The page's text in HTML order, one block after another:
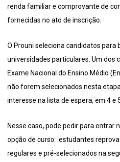
renda familiar e comprovante de
fornecidas no ato de inscrição.
O Prouni seleciona candidatos para
universidades particulares. Um dos
Exame Nacional do Ensino Médio
não forem selecionados nesta
interesse na lista de espera, em 4 e
Nesse caso, pode pedir para entrar
opção de curso: estudantes
regulares e pré-selecionados na